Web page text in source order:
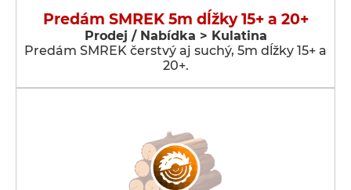
Predám SMREK 5m dĺžky 15+ a 20+
Prodej / Nabídka > Kulatina
Predám SMREK čerstvý aj suchý, 5m dĺžky 15+ a
20+.